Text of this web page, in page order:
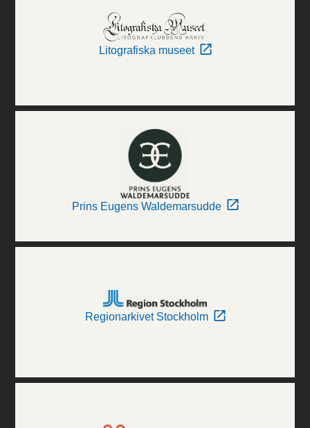
Litografiska museet
Prins Eugens Waldemarsudde
Regionarkivet Stockholm